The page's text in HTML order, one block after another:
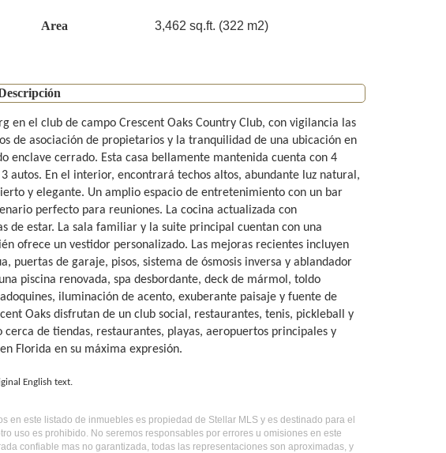
Area 3,462 sq.ft. (322 m2)
en el club de campo Crescent Oaks Country Club, con vigilancia las
de asociación de propietarios y la tranquilidad de una ubicación en
enclave cerrado. Esta casa bellamente mantenida cuenta con 4
autos. En el interior, encontrará techos altos, abundante luz natural,
y elegante. Un amplio espacio de entretenimiento con un bar
perfecto para reuniones. La cocina actualizada con
de estar. La sala familiar y la suite principal cuentan con una
ofrece un vestidor personalizado. Las mejoras recientes incluyen
puertas de garaje, pisos, sistema de ósmosis inversa y ablandador
piscina renovada, spa desbordante, deck de mármol, toldo
iluminación de acento, exuberante paisaje y fuente de
Oaks disfrutan de un club social, restaurantes, tenis, pickleball y
de tiendas, restaurantes, playas, aeropuertos principales y
Florida en su máxima expresión.
English text.
en este listado de inmuebles es propiedad de Stellar MLS y es destinado para el
uso es prohibido. No seremos responsables por errores u omisiones en este
confiable mas no garantizada, todas las representaciones son aproximadas, y